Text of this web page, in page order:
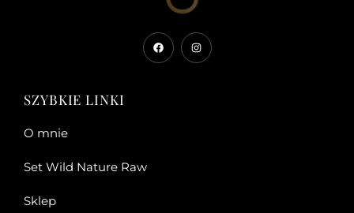
SZYBKIE LINKI
O mnie
Set Wild Nature Raw
Sklep